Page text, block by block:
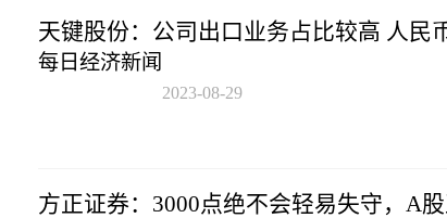
天键股份：公司出口业务占比较高 人民
每日经济新闻
2023-08-29
方正证券：3000点绝不会轻易失守，A